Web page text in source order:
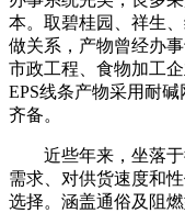
本。取碧桂园、祥生
做关系，产物曾经办
市政工程、食物加工
EPS线条产物采用耐
齐备。
近些年来，坐落于
需求、对供货速度和
选择。涵盖通俗及阻